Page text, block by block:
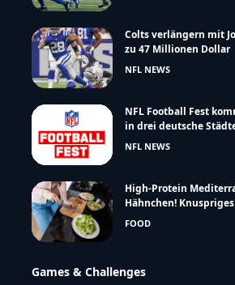
Colts verlängern mit
zu 47 Millionen Dollar
NFL NEWS
NFL Football Fest
in drei deutsche
NFL NEWS
High-Protein
Hähnchen!
FOOD
Games & Challenges